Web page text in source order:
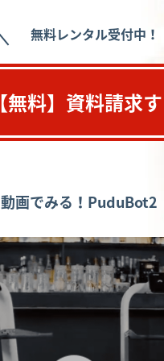
無料レンタル受付中！
【無料】資料請求
動画でみる！PuduBot2